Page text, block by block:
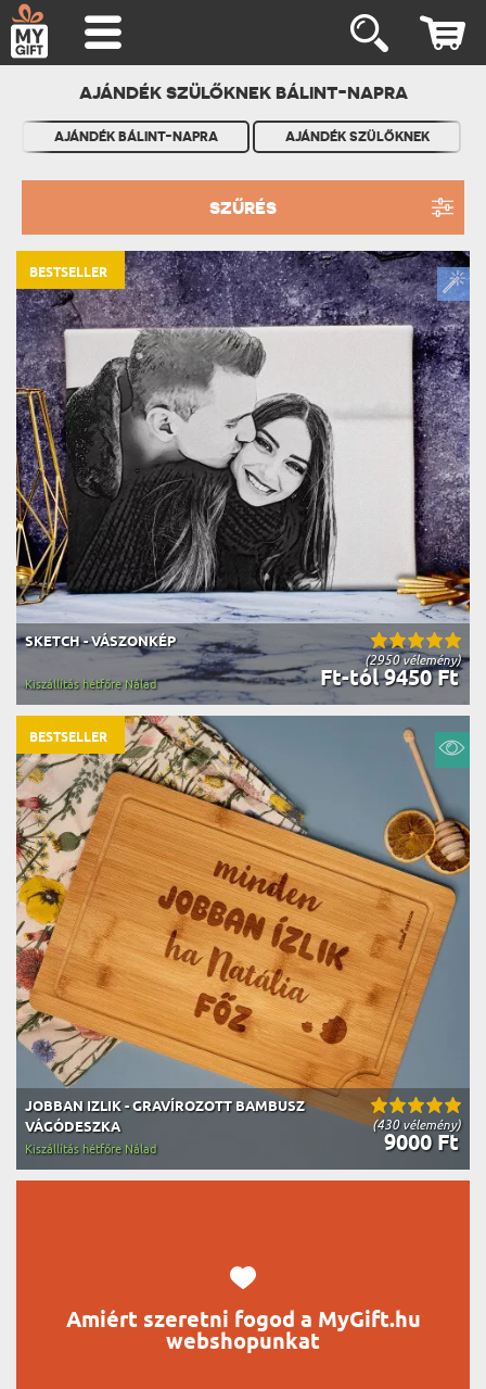
AJÁNDÉK SZÜLŐKNEK BÁLINT-NAPRA
AJÁNDÉK BÁLINT-NAPRA AJÁNDÉK SZÜLŐKNEK
SZŰRÉS
(2950 vélemény)
SKETCH - VÁSZONKÉP
Ft-tól 9450 Ft
Kiszállítás hétfőre Nálad
BESTSELLER
(430 vélemény)
JOBBAN IZLIK - GRAVÍROZOTT BAMBUSZ
VÁGÓDESZKA
9000 Ft
Kiszállítás hétfőre Nálad
BESTSELLER
Amiért szeretni fogod a MyGift.hu
webshopunkat